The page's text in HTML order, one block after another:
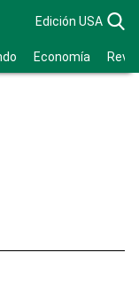
Edición USA
Economía